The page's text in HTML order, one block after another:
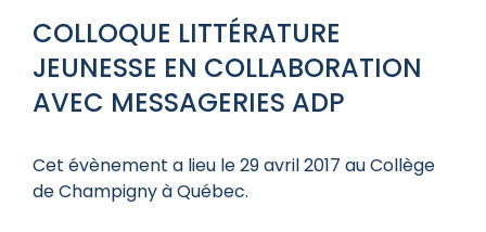
COLLOQUE LITTÉRATURE
JEUNESSE EN COLLABORATION
AVEC MESSAGERIES ADP
Cet évènement a lieu le 29 avril 2017 au Collège
de Champigny à Québec.